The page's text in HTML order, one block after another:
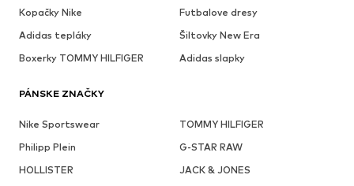
Kopačky Nike
Futbalove dresy
Adidas tepláky
Šiltovky New Era
Boxerky TOMMY HILFIGER
Adidas slapky
PÁNSKE ZNAČKY
Nike Sportswear
TOMMY HILFIGER
Philipp Plein
G-STAR RAW
HOLLISTER
JACK & JONES